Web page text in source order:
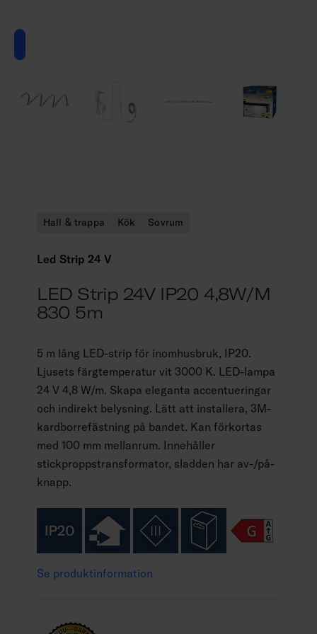
Hall & trappa Kök Sovrum
Led Strip 24 V
LED Strip 24V IP20 4,8W/m
830 5m
5 m lång LED-strip för inomhusbruk, IP20.
Ljusets färgtemperatur vit 3000 K. LED-lampa
24 V 4,8 W/m. Skapa eleganta accentueringar
och indirekt belysning. Lätt att installera, 3M-
kardborrefästning på bandet. Kan förkortas
med 100 mm mellanrum. Innehåller
stickproppstransformator, sladden har av-/på-
knapp.
Se produktinformation